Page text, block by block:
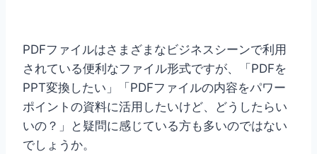
PDFファイルはさまざまなビジネスシーンで利用
されている便利なファイル形式ですが、「PDFを
PPT変換したい」「PDFファイルの内容をパワー
ポイントの資料に活用したいけど、どうしたらい
いの？」と疑問に感じている方も多いのではない
でしょうか。